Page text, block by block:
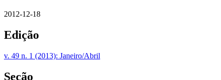
2012-12-18
Edição
v. 49 n. 1 (2013): Janeiro/Abril
Seção